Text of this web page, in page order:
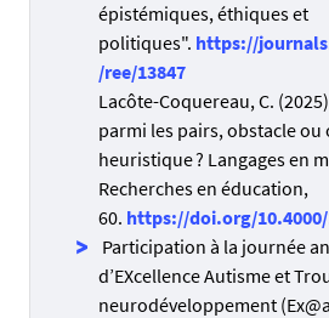
épistémiques, éthiques et
politiques". https://
/ree/13847
Lacôte-Coquereau, C.
parmi les pairs, obstacle
heuristique ? Langages en
Recherches en éducation,
60. https://doi.org/
Participation à la journée
d’EXcellence Autisme et
neurodéveloppement